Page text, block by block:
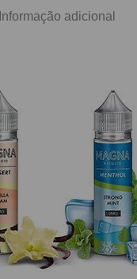
Informação adicional